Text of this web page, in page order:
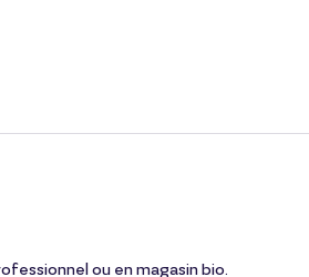
ou en magasin bio.